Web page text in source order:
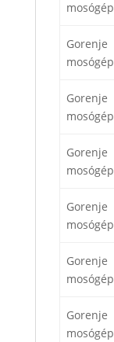
mosógép
Gorenje
mosógép
Gorenje
mosógép
Gorenje
mosógép
Gorenje
mosógép
Gorenje
mosógép
Gorenje
mosógép